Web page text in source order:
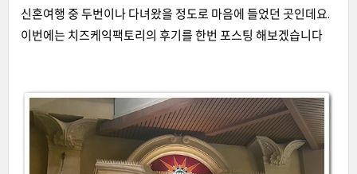
신혼여행 중 두번이나 다녀왔을 정도로 마음에 들었던 곳인데요.
이번에는 치즈케익팩토리의 후기를 한번 포스팅 해보겠습니다